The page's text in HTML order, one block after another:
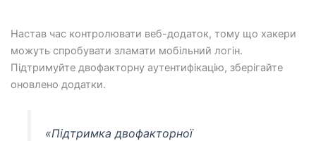
Настав час контролювати веб-додаток, тому що хакери
можуть спробувати зламати мобільний логін.
Підтримуйте двофакторну аутентифікацію, зберігайте
оновлено додатки.
«Підтримка двофакторної